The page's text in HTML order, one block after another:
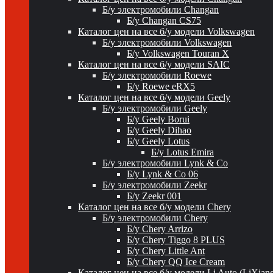
Б/у электромобили Changan
Б/у Changan CS75
Каталог цен на все б/у модели Volkswagen
Б/у электромобили Volkswagen
Б/у Volkswagen Touran X
Каталог цен на все б/у модели SAIC
Б/у электромобили Roewe
Б/у Roewe eRX5
Каталог цен на все б/у модели Geely
Б/у электромобили Geely
Б/у Geely Borui
Б/у Geely Dihao
Б/у Geely Lotus
Б/у Lotus Emira
Б/у электромобили Lynk & Co
Б/у Lynk & Co 06
Б/у электромобили Zeekr
Б/у Zeekr 001
Каталог цен на все б/у модели Chery
Б/у электромобили Chery
Б/у Chery Arrizo
Б/у Chery Tiggo 8 PLUS
Б/у Chery Little Ant
Б/у Chery QQ Ice Cream